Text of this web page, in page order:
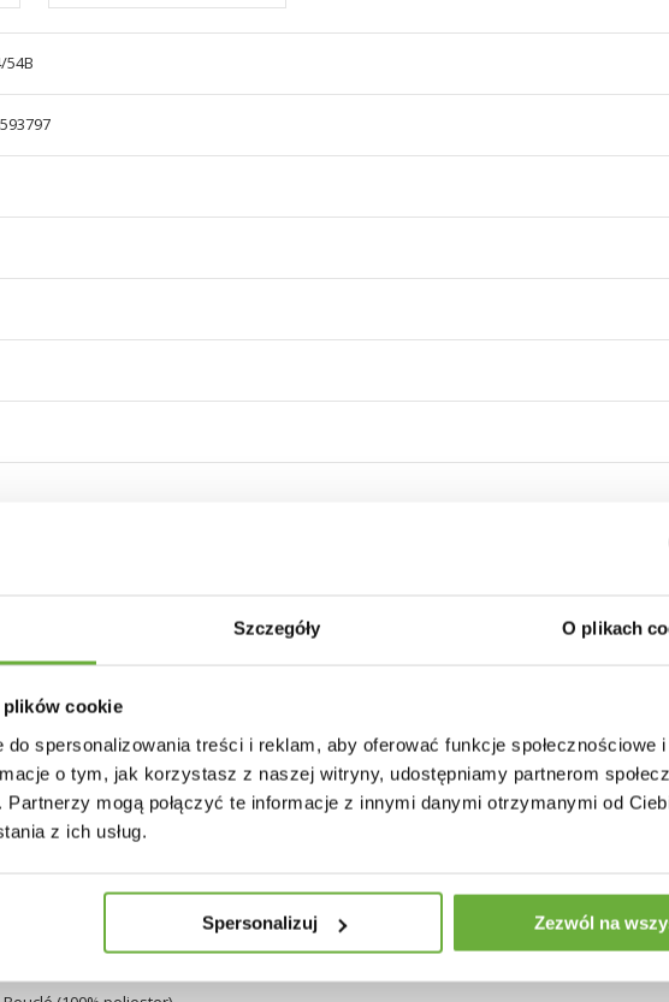
Szczegóły O plikach
cookie
spersonalizowania treści i reklam, aby oferować funkcje społecznościowe
o tym, jak korzystasz z naszej witryny, udostępniamy partnerom
mogą połączyć te informacje z innymi danymi otrzymanymi od
z ich usług.
Spersonalizuj Zezwól na
54B
beżu
proszkowo